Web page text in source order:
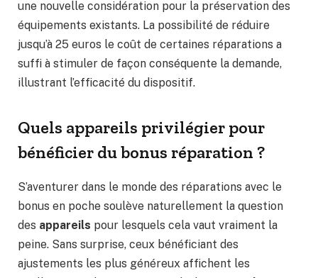
une nouvelle considération pour la préservation des
équipements existants. La possibilité de réduire
jusqu’à 25 euros le coût de certaines réparations a
suffi à stimuler de façon conséquente la demande,
illustrant l’efficacité du dispositif.
Quels appareils privilégier pour
bénéficier du bonus réparation ?
S’aventurer dans le monde des réparations avec le
bonus en poche soulève naturellement la question
des appareils pour lesquels cela vaut vraiment la
peine. Sans surprise, ceux bénéficiant des
ajustements les plus généreux affichent les